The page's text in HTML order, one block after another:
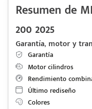
Resumen de
200 2025
Garantía, motor y
Garantía
Motor cilindros
Rendimiento
Último rediseño
Colores